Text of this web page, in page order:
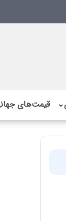
⌄ قیمت‌های